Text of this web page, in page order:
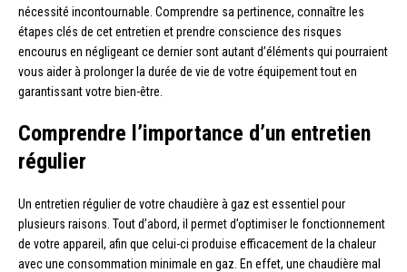
nécessité incontournable. Comprendre sa pertinence, connaître les
étapes clés de cet entretien et prendre conscience des risques
encourus en négligeant ce dernier sont autant d’éléments qui pourraient
vous aider à prolonger la durée de vie de votre équipement tout en
garantissant votre bien-être.
Comprendre l’importance d’un entretien
régulier
Un entretien régulier de votre chaudière à gaz est essentiel pour
plusieurs raisons. Tout d’abord, il permet d’optimiser le fonctionnement
de votre appareil, afin que celui-ci produise efficacement de la chaleur
avec une consommation minimale en gaz. En effet, une chaudière mal